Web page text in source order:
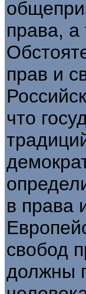
права,
прав и
что
в права
свобод
должны